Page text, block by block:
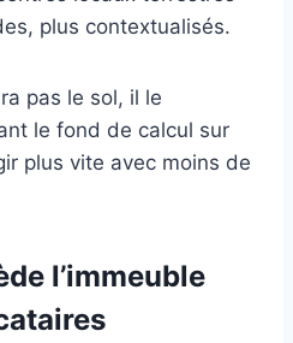
plus contextualisés.
pas le sol, il le
le fond de calcul sur
plus vite avec moins de
l’immeuble